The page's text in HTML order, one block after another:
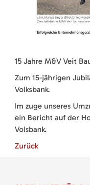
15 Jahre M&V Veit
Zum 15-jährigen
Volksbank.
Im zuge unseres
ein Bericht auf der
Volsbank.
Zurück